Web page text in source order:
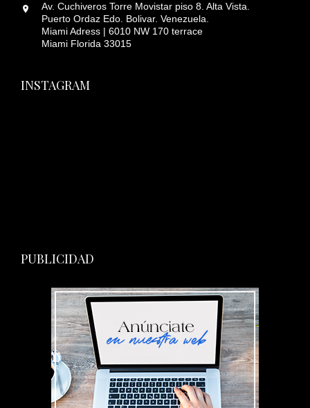
Av. Cuchiveros Torre Movistar piso 8. Alta Vista.
Puerto Ordaz Edo. Bolivar. Venezuela.
Miami Adress | 6010 NW 170 terrace
Miami Florida 33015
INSTAGRAM
PUBLICIDAD